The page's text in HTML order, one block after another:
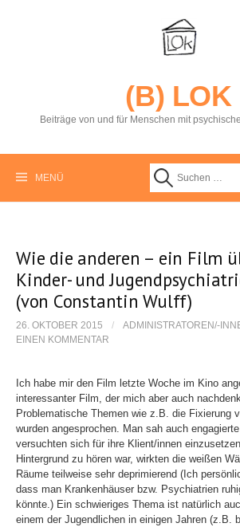
a
(B) LOK
Beiträge von und für Menschen mit
MENÜ S
h
n
n
Wie die anderen – ein Film
Kinder- und
(von Constantin Wulff)
26. OKTOBER 2015 / ADMINISTRATOREN/-
EINEN KOMMENTAR
Ich habe mir den Film letzte Woche im Kino
interessanter Film, der mich aber auch
Problematische Themen wie z.B. die Fixierung
wurden angesprochen. Man sah auch
versuchten sich für ihre Klient/innen
Hintergrund zu hören war, wirkten die weißen
Räume teilweise sehr deprimierend (Ich
dass man Krankenhäuser bzw. Psychiatrien
könnte.) Ein schwieriges Thema ist natürlich
einem der Jugendlichen in einigen Jahren (z.B.